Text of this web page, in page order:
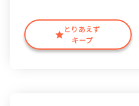
とりあえず
キープ